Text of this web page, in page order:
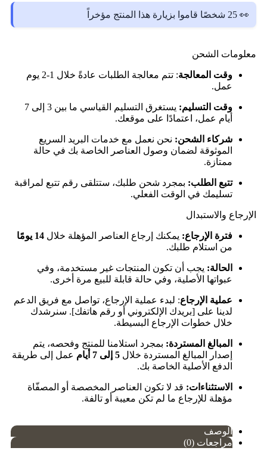
👀 25 شخصًا قاموا بزيارة هذا المنتج مؤخراً
معلومات الشحن
وقت المعالجة
: تتم معالجة الطلبات عادةً خلال 1-2 يوم
عمل.
وقت التسليم:
يستغرق التسليم القياسي ما بين 3 إلى 7
أيام عمل، اعتمادًا على موقعك.
شركاء الشحن: نحن نعمل مع خدمات البريد السريع
الموثوقة لضمان وصول العناصر الخاصة بك في حالة
ممتازة.
تتبع الطلب: بمجرد شحن طلبك، ستتلقى رقم تتبع لمراقبة
تسليمك في الوقت الفعلي.
الإرجاع والاستبدال
فترة الإرجاع: يمكنك إرجاع العناصر المؤهلة خلال
من استلام طلبك.
الحالة: يجب أن تكون المنتجات غير مستخدمة، وفي
عبواتها الأصلية، وفي حالة قابلة للبيع مرة أخرى.
عملية الإرجاع: لبدء عملية الإرجاع، تواصل مع فريق الدعم
لدينا على [بريدك الإلكتروني أو رقم هاتفك]. سنرشدك
خلال خطوات الإرجاع البسيطة.
المبالغ المستردة: بمجرد استلامنا للمنتج وفحصه، يتم
إصدار المبالغ المستردة خلال 5 إلى 7 أيام
عمل إلى طريقة
الدفع الأصلية الخاصة بك.
الاستثناءات: قد لا تكون العناصر المخصصة أو المصفّاة
مؤهلة للإرجاع ما لم تكن معيبة أو تالفة.
الوصف
مراجعات (0)